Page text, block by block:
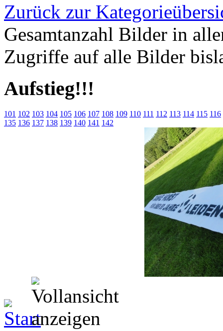
Zurück zur
Gesamtanzahl Bilder in
Zugriffe auf alle Bilder
Aufstieg!!!
101 102 103 104 105 106 107 108 109 110 111 112 113 114 115 116
135 136 137 138 139 140 141 142